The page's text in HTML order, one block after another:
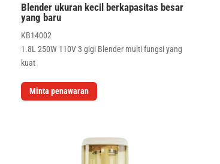
Blender ukuran kecil berkapasitas besar
yang baru
KB14002
1.8L 250W 110V 3 gigi Blender multi fungsi yang
kuat
Minta penawaran